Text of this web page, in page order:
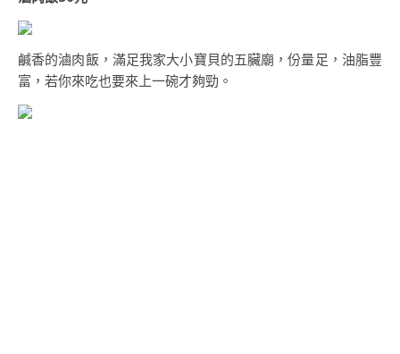
鹹香的滷肉飯，滿足我家大小寶貝的五臟廟，份量足，油脂豐
富，若你來吃也要來上一碗才夠勁。